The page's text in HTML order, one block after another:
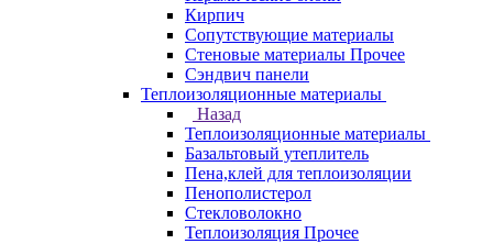
Кирпич
Сопутствующие материалы
Стеновые материалы Прочее
Сэндвич панели
Теплоизоляционные материалы
Назад
Теплоизоляционные материалы
Базальтовый утеплитель
Пена,клей для теплоизоляции
Пенополистерол
Стекловолокно
Теплоизоляция Прочее